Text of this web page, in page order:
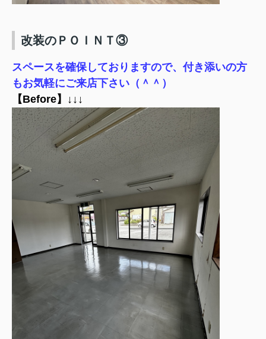
改装のＰＯＩＮＴ③
スペースを確保しておりますので、付き添いの方
もお気軽にご来店下さい（＾＾）
【Before】↓↓↓